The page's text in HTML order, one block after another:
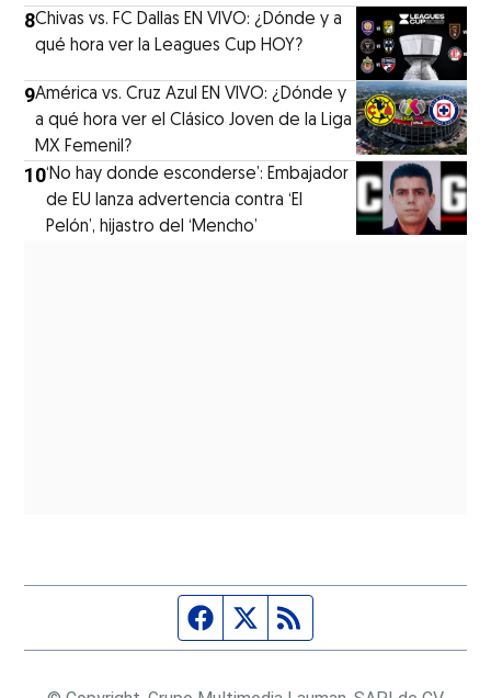
8Chivas vs. FC Dallas EN VIVO: ¿Dónde y a
qué hora ver la Leagues Cup HOY?
9América vs. Cruz Azul EN VIVO: ¿Dónde y
a qué hora ver el Clásico Joven de la Liga
MX Femenil?
10‘No hay donde esconderse’: Embajador
de EU lanza advertencia contra ‘El
Pelón’, hijastro del ‘Mencho’
Página de Facebook
Fuente Twitter